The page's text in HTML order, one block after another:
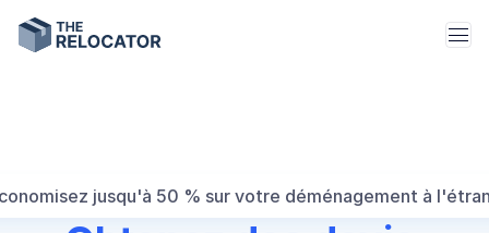
jusqu'à 50 % sur votre déménagement à